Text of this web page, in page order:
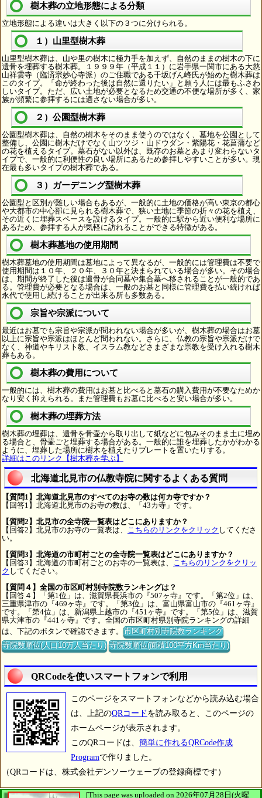
樹木葬の立地形態による分類
立地形態による違いは大きく以下の３つに分けられる。
１）山里型樹木葬
山里型樹木葬は、山や里の樹木に極力手を加えず、自然のままの樹木の下に
遺骨を埋葬する樹木葬。１９９９年（平成１１）に岩手県一関市にある大慈
山祥雲寺（臨済宗妙心寺派）のご住職である千坂げん峰氏が始めた樹木葬は
このタイプ。「命が終わった後は自然に還りたい」と願う人には最もふさわ
しいタイプ。ただ、広い土地が必要となるため交通の不便な場所が多く、家
族が頻繁に参拝するには適さない場合が多い。
２）公園型樹木葬
公園型樹木葬は、自然の樹木をそのまま使うのではなく、墓地を公園として
整備し、公園に樹木だけでなく山ツツジ・山ドウダン・紫陽花・花菖蒲など
の花を植えるタイプ。墓石がない以外は、既存のお墓とあまり変わらないタ
イプで、一般的に利便性の良い場所にあるため参拝しやすいことが多い。現
在最も多いタイプの樹木葬である。
３）ガーデニング型樹木葬
公園型と区別が難しい場合もあるが、一般的に土地の価格が高い東京の都心
や大都市の中心部に見られる樹木葬で、狭い土地に季節の折々の花を植え、
その近くに埋葬スペースを設けるタイプ。一般的に駅から近い便利な場所に
あるため、参拝する人が気軽に訪れることができる特徴がある。
樹木葬墓地の使用期間
樹木葬墓地の使用期間は墓地によって異なるが、一般的には管理費は不要で
使用期間は１０年、２０年、３０年と決まられている場合が多い。その場合
は、期間が終了した後は遺骨が合同墓や集合墓へ移されることが一般的であ
る。管理費が必要となる場合は、一般のお墓と同様に管理費を払い続ければ
永代で使用し続けることが出来る所も多数ある。
宗旨や宗派について
最近はお墓でも宗旨や宗派が問われない場合が多いが、樹木葬の場合はお墓
以上に宗旨や宗派はほとんど問われない。さらに、仏教の宗旨や宗派だけで
なく、神道やキリスト教、イスラム教などさまざまな宗教を受け入れる樹木
葬もある。
樹木葬の費用について
一般的には、樹木葬の費用はお墓と比べると墓石の購入費用が不要なためか
なり安く抑えられる。また管理費もお墓に比べると安い場合が多い。
樹木葬の埋葬方法
樹木葬の埋葬は、遺骨を骨壷から取り出して紙などに包みそのまま土に埋め
る場合と、骨壷ごと埋葬する場合がある。一般的に誰を埋葬したかがわかる
ように、埋葬した場所に樹木を植えたりプレートを置いたりする。
詳細はこのリンク【樹木葬を学ぶ】
北海道北見市の仏教寺院に関するよくある質問
【質問1】北海道北見市のすべてのお寺の数は何カ寺ですか？
【回答1】北海道北見市のお寺の数は、「43カ寺」です。
【質問2】北見市の全寺院一覧表はどこにありますか？
【回答2】北見市のお寺の一覧表は、 こちらのリンクをクリック してくださ
い。
【質問3】北海道の市町村ごとの全寺院一覧表はどこにありますか？
【回答3】北海道の市町村ごとのお寺の一覧表は、 こちらのリンクをクリッ
ク してください。
【質問４】全国の市区町村別寺院数ランキングは？
【回答４】「第1位」は、滋賀県長浜市の『507ヶ寺』です。「第2位」は、
三重県津市の『469ヶ寺』です。「第3位」は、富山県富山市の『461ヶ寺』
です。「第4位」は、新潟県上越市の『451ヶ寺』です。「第5位」は、滋賀
県大津市の『441ヶ寺』です。全国の市区町村県別寺院ランキングの詳細
は、下記のボタンで確認できます。市区町村別寺院数ランキング
寺院数順位(人口10万人当たり) 寺院数順位(面積100平方Km当たり)
QRCodeを使いスマートフォンで利用
このページをスマートフォンなどから読み込む場合
は、上記のQRコード を読み取ると、このページの
ホームページが表示されます。
このQRコードは、 簡単に作れるQRCode作成
Programで作りました。
（QRコードは、株式会社デンソーウェーブの登録商標です）
[This page was uploaded on 2026年07月28日(火曜